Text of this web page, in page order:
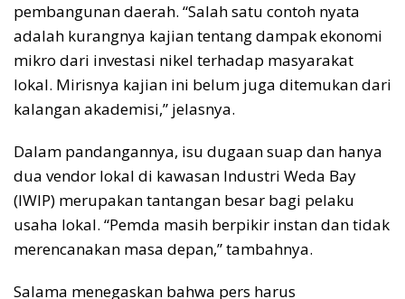
pembangunan daerah. “Salah satu contoh nyata
adalah kurangnya kajian tentang dampak ekonomi
mikro dari investasi nikel terhadap masyarakat
lokal. Mirisnya kajian ini belum juga ditemukan dari
kalangan akademisi,” jelasnya.
Dalam pandangannya, isu dugaan suap dan hanya
dua vendor lokal di kawasan Industri Weda Bay
(IWIP) merupakan tantangan besar bagi pelaku
usaha lokal. “Pemda masih berpikir instan dan tidak
merencanakan masa depan,” tambahnya.
Salama menegaskan bahwa pers harus